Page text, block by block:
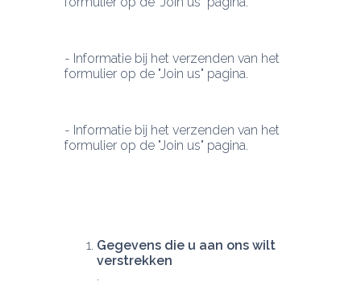
- Informatie bij het verzenden van het
formulier op de "Join us" pagina.
- Informatie bij het verzenden van het
Gegevens die u aan ons wilt
verstrekken